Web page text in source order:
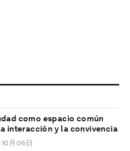
como espacio común
interacción y la convivencia
月06日